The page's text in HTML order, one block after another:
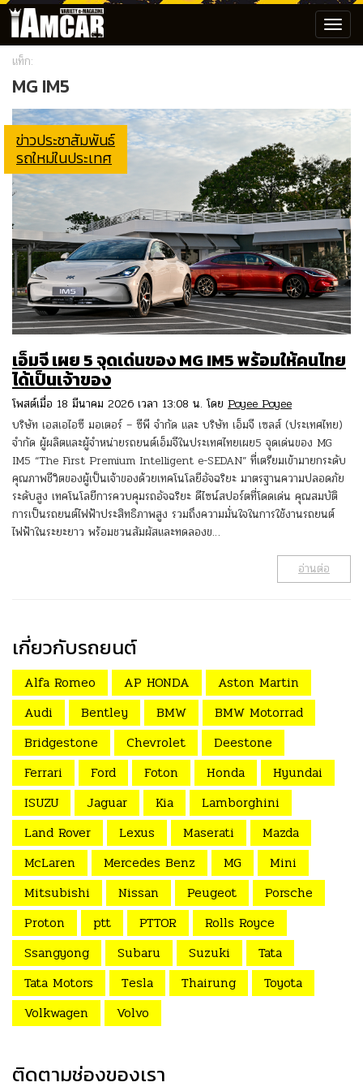
แท็ก:
MG IM5
ข่าวประชาสัมพันธ์
รถใหม่ในประเทศ
เอ็มจี เผย 5 จุดเด่นของ MG IM5 พร้อมให้คนไทย
ได้เป็นเจ้าของ
โพสต์เมื่อ 18 มีนาคม 2026 เวลา 13:08 น. โดย Poyee Poyee
บริษัท เอสเอไอซี มอเตอร์ – ซีพี จำกัด และ บริษัท เอ็มจี เซลส์ (ประเทศไทย)
จำกัด ผู้ผลิตและผู้จำหน่ายรถยนต์เอ็มจีในประเทศไทยเผย5 จุดเด่นของ MG
IM5 “The First Premium Intelligent e-SEDAN” ที่เตรียมเข้ามายกระดับ
คุณภาพชีวิตของผู้เป็นเจ้าของด้วยเทคโนโลยีอัจฉริยะ มาตรฐานความปลอดภัย
ระดับสูง เทคโนโลยีการควบคุมรถอัจฉริยะ ดีไซน์สปอร์ตที่โดดเด่น คุณสมบัติ
การเป็นรถยนต์ไฟฟ้าประสิทธิภาพสูง รวมถึงความมั่นใจในการใช้งานรถยนต์
ไฟฟ้าในระยะยาว พร้อมชวนสัมผัสและทดลองข…
อ่านต่อ
เกี่ยวกับรถยนต์
Alfa Romeo AP HONDA
Aston Martin
Audi
Bentley BMW
BMW Motorrad
Bridgestone
Chevrolet
Deestone
Ferrari
Ford Foton Honda
Hyundai
ISUZU
Jaguar Kia
Lamborghini
Land Rover
Lexus Maserati
Mazda
McLaren
Mercedes Benz MG
Mini
Mitsubishi
Nissan Peugeot
Porsche
Proton
ptt PTTOR
Rolls Royce
Ssangyong
Subaru Suzuki
Tata
Tata Motors
Tesla Thairung
Toyota
Volkwagen
Volvo
ติดตามช่องของเรา